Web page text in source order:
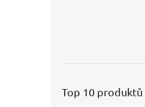
Top 10 produktů